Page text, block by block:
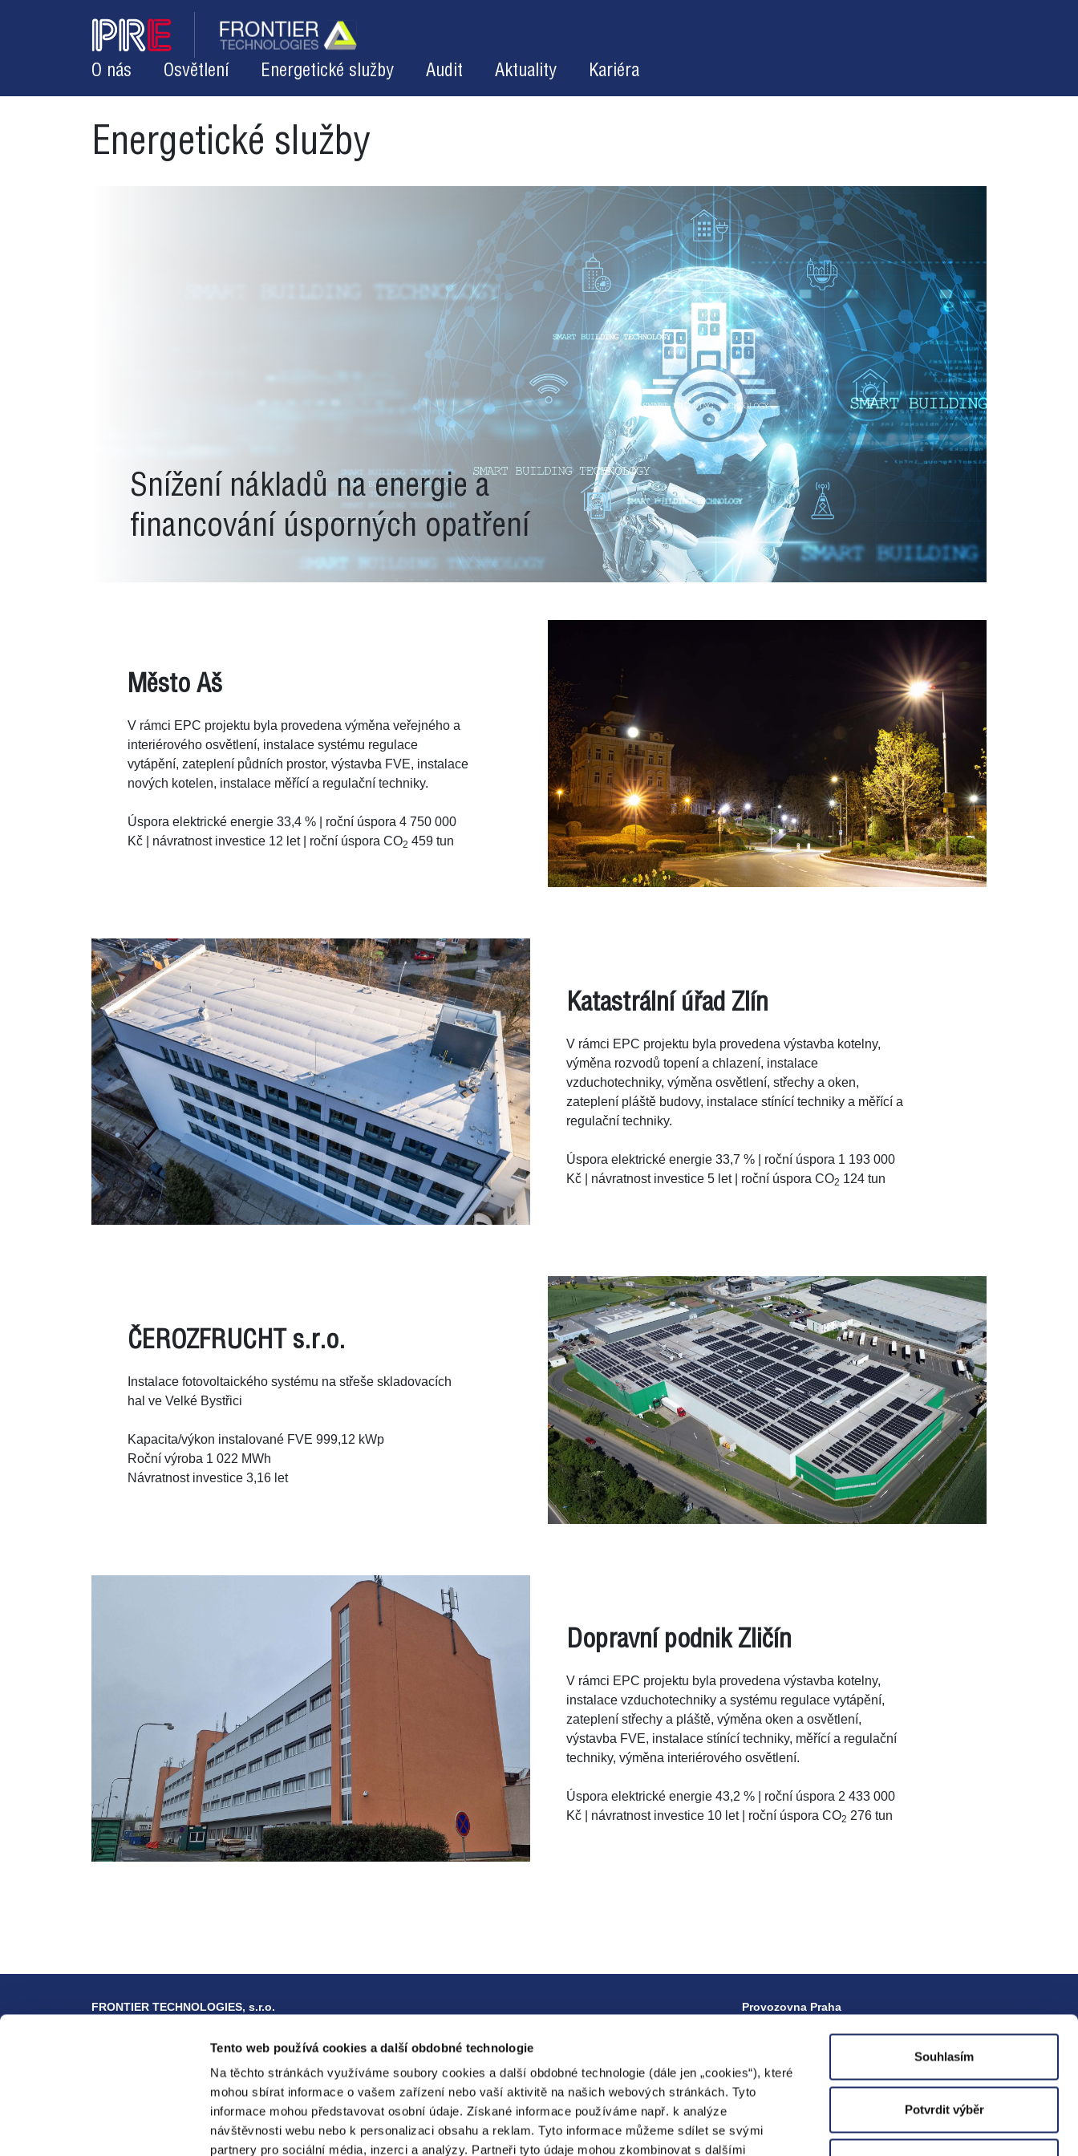
Tento web používá cookies a další obdobné technologie
Na těchto stránkách využíváme soubory cookies a další obdobné technologie (dále jen „cookies“), které
mohou sbírat informace o vašem zařízení nebo vaší aktivitě na našich webových stránkách. Tyto
informace mohou představovat osobní údaje. Získané informace používáme např. k analýze
návštěvnosti webu nebo k personalizaci obsahu a reklam. Tyto informace můžeme sdílet se svými
partnery pro sociální média, inzerci a analýzy. Partneři tyto údaje mohou zkombinovat s dalšími
Souhlasím
Potvrdit výběr
O nás Osvětlení Energetické služby Audit Aktuality Kariéra
Energetické služby
Snížení nákladů na energie a
financování úsporných opatření
Město Aš
V rámci EPC projektu byla provedena výměna veřejného a
interiérového osvětlení, instalace systému regulace
vytápění, zateplení půdních prostor, výstavba FVE, instalace
nových kotelen, instalace měřící a regulační techniky.
Úspora elektrické energie 33,4 % | roční úspora 4 750 000
Kč | návratnost investice 12 let | roční úspora CO2 459 tun
Katastrální úřad Zlín
V rámci EPC projektu byla provedena výstavba kotelny,
výměna rozvodů topení a chlazení, instalace
vzduchotechniky, výměna osvětlení, střechy a oken,
zateplení pláště budovy, instalace stínící techniky a měřící a
regulační techniky.
Úspora elektrické energie 33,7 % | roční úspora 1 193 000
Kč | návratnost investice 5 let | roční úspora CO2 124 tun
ČEROZFRUCHT s.r.o.
Instalace fotovoltaického systému na střeše skladovacích
hal ve Velké Bystřici
Kapacita/výkon instalované FVE 999,12 kWp
Roční výroba 1 022 MWh
Návratnost investice 3,16 let
Dopravní podnik Zličín
V rámci EPC projektu byla provedena výstavba kotelny,
instalace vzduchotechniky a systému regulace vytápění,
zateplení střechy a pláště, výměna oken a osvětlení,
výstavba FVE, instalace stínící techniky, měřící a regulační
techniky, výměna interiérového osvětlení.
Úspora elektrické energie 43,2 % | roční úspora 2 433 000
Kč | návratnost investice 10 let | roční úspora CO2 276 tun
FRONTIER TECHNOLOGIES, s.r.o.
Na hroudě 2149/19, 100 00 Praha 10
Provozovna Praha
Novoměstská 2170/1c, 621 00 Brno - Řečkovice
Technologické centrum, sklad